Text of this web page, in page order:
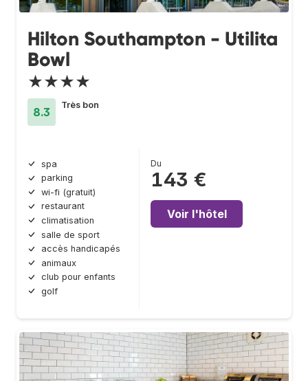
Hilton Southampton - Utilita
Bowl
★★★★
8.3
Très bon
spa
parking
wi-fi (gratuit)
restaurant
climatisation
salle de sport
accès handicapés
animaux
club pour enfants
golf
Du
143 €
Voir l'hôtel